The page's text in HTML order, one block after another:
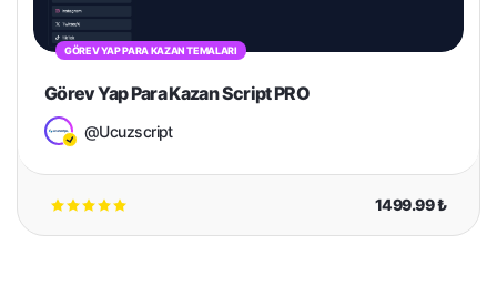
GÖREV YAP PARA KAZAN TEMALARI
Görev Yap Para Kazan Script PRO
@Ucuzscript
1499.99 ₺